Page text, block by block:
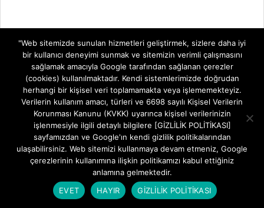
MODEM KURULUMLARI
"Web sitemizde sunulan hizmetleri geliştirmek, sizlere daha iyi
bir kullanıcı deneyimi sunmak ve sitemizin verimli çalışmasını
sağlamak amacıyla Google tarafından sağlanan çerezler
(cookies) kullanılmaktadır. Kendi sistemlerimizde doğrudan
herhangi bir kişisel veri toplamamakta veya işlememekteyiz.
Verilerin kullanım amacı, türleri ve 6698 sayılı Kişisel Verilerin
Korunması Kanunu (KVKK) uyarınca kişisel verilerinizin
işlenmesiyle ilgili detaylı bilgilere [GİZLİLİK POLİTİKASI]
sayfamızdan ve Google'ın kendi gizlilik politikalarından
ulaşabilirsiniz. Web sitemizi kullanmaya devam etmeniz, Google
çerezlerinin kullanımına ilişkin politikamızı kabul ettiğiniz
anlamına gelmektedir.
EVET
HAYIR GİZLİLİK POLİTİKASI